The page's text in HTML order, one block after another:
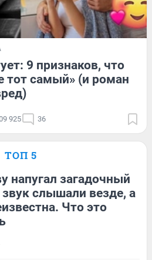
9 признаков, что
тот самый» (и роман
925 36
ТОП 5
напугал загадочный
слышали везде, а
Что это